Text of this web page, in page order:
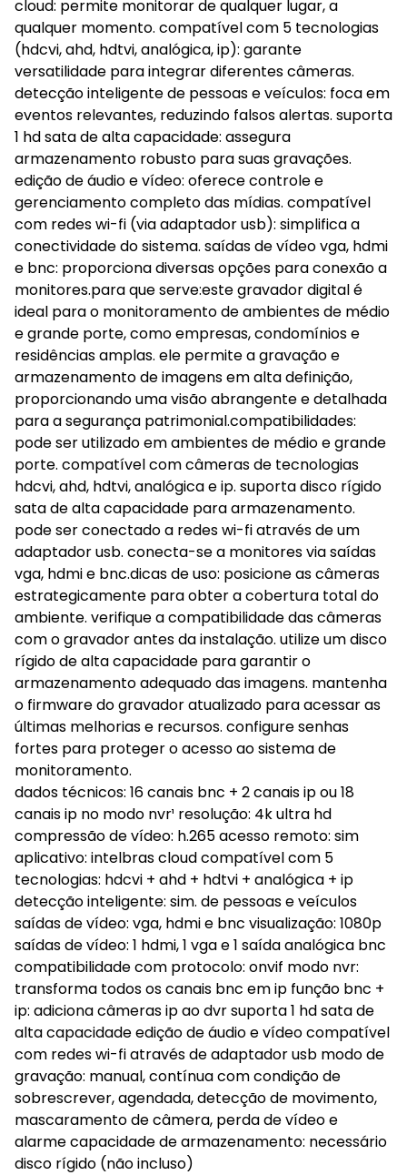
cloud: permite monitorar de qualquer lugar, a
qualquer momento. compatível com 5 tecnologias
(hdcvi, ahd, hdtvi, analógica, ip): garante
versatilidade para integrar diferentes câmeras.
detecção inteligente de pessoas e veículos: foca em
eventos relevantes, reduzindo falsos alertas. suporta
1 hd sata de alta capacidade: assegura
armazenamento robusto para suas gravações.
edição de áudio e vídeo: oferece controle e
gerenciamento completo das mídias. compatível
com redes wi-fi (via adaptador usb): simplifica a
conectividade do sistema. saídas de vídeo vga, hdmi
e bnc: proporciona diversas opções para conexão a
monitores.para que serve:este gravador digital é
ideal para o monitoramento de ambientes de médio
e grande porte, como empresas, condomínios e
residências amplas. ele permite a gravação e
armazenamento de imagens em alta definição,
proporcionando uma visão abrangente e detalhada
para a segurança patrimonial.compatibilidades:
pode ser utilizado em ambientes de médio e grande
porte. compatível com câmeras de tecnologias
hdcvi, ahd, hdtvi, analógica e ip. suporta disco rígido
sata de alta capacidade para armazenamento.
pode ser conectado a redes wi-fi através de um
adaptador usb. conecta-se a monitores via saídas
vga, hdmi e bnc.dicas de uso: posicione as câmeras
estrategicamente para obter a cobertura total do
ambiente. verifique a compatibilidade das câmeras
com o gravador antes da instalação. utilize um disco
rígido de alta capacidade para garantir o
armazenamento adequado das imagens. mantenha
o firmware do gravador atualizado para acessar as
últimas melhorias e recursos. configure senhas
fortes para proteger o acesso ao sistema de
monitoramento.
dados técnicos: 16 canais bnc + 2 canais ip ou 18
canais ip no modo nvr¹ resolução: 4k ultra hd
compressão de vídeo: h.265 acesso remoto: sim
aplicativo: intelbras cloud compatível com 5
tecnologias: hdcvi + ahd + hdtvi + analógica + ip
detecção inteligente: sim. de pessoas e veículos
saídas de vídeo: vga, hdmi e bnc visualização: 1080p
saídas de vídeo: 1 hdmi, 1 vga e 1 saída analógica bnc
compatibilidade com protocolo: onvif modo nvr:
transforma todos os canais bnc em ip função bnc +
ip: adiciona câmeras ip ao dvr suporta 1 hd sata de
alta capacidade edição de áudio e vídeo compatível
com redes wi-fi através de adaptador usb modo de
gravação: manual, contínua com condição de
sobrescrever, agendada, detecção de movimento,
mascaramento de câmera, perda de vídeo e
alarme capacidade de armazenamento: necessário
disco rígido (não incluso)